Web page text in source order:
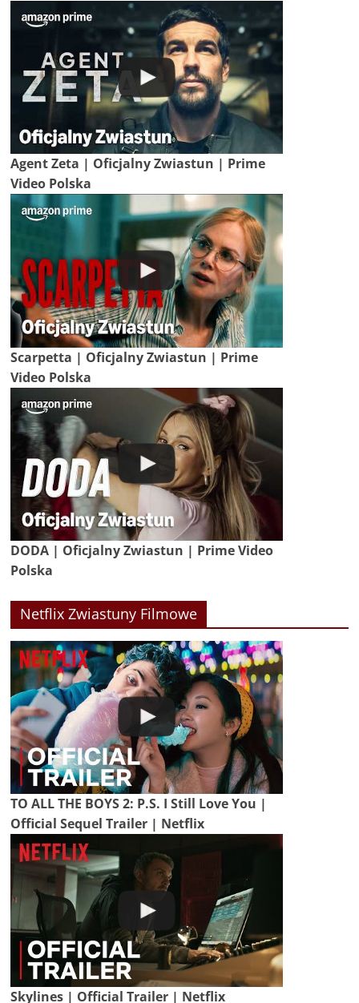
Agent Zeta | Oficjalny Zwiastun | Prime
Video Polska
Scarpetta | Oficjalny Zwiastun | Prime
Video Polska
DODA | Oficjalny Zwiastun | Prime Video
Polska
Netflix Zwiastuny Filmowe
TO ALL THE BOYS 2: P.S. I Still Love You |
Official Sequel Trailer | Netflix
Skylines | Official Trailer | Netflix